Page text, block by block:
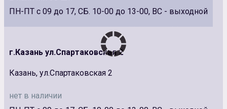
ПН-ПТ с 09 до 17, СБ. 10-00 до 13-00, ВС - выходной
г.Казань ул.Спартаковская 2
Казань, ул.Спартаковская 2
нет в наличии